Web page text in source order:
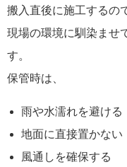
搬入直後に施工するの
現場の環境に馴染ませ
す。
保管時は、
雨や水濡れを避ける
地面に直接置かない
風通しを確保する